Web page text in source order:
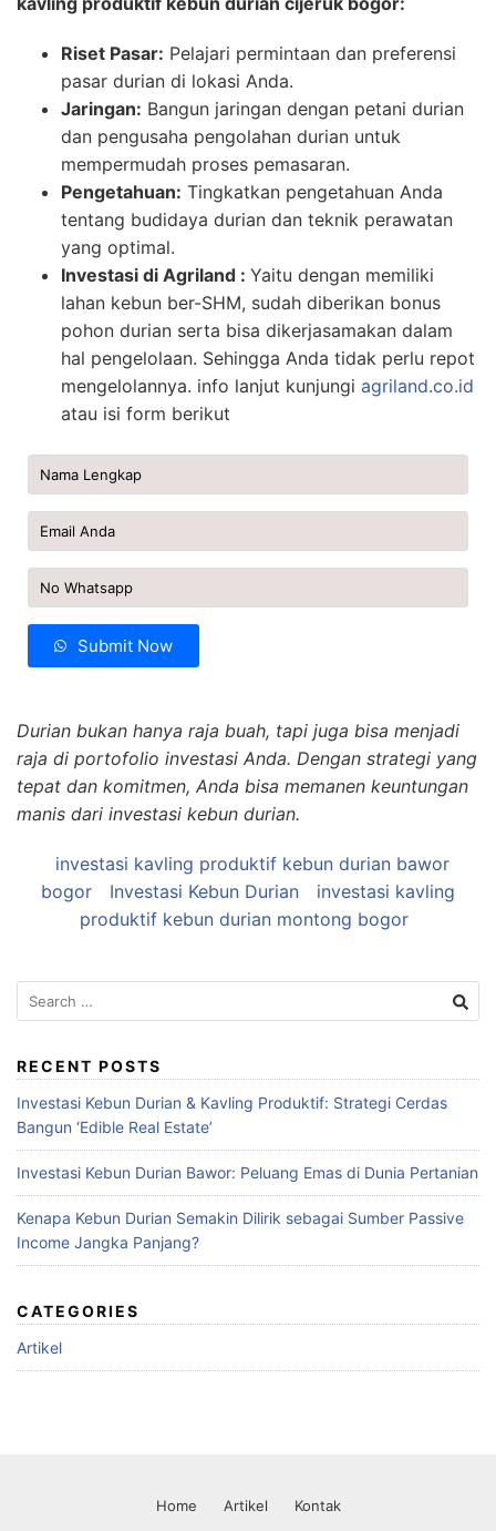
Riset Pasar: Pelajari permintaan dan preferensi
pasar durian di lokasi Anda.
Jaringan: Bangun jaringan dengan petani durian
dan pengusaha pengolahan durian untuk
mempermudah proses pemasaran.
Pengetahuan: Tingkatkan pengetahuan Anda
tentang budidaya durian dan teknik perawatan
yang optimal.
Investasi di Agriland : Yaitu dengan memiliki
lahan kebun ber-SHM, sudah diberikan bonus
pohon durian serta bisa dikerjasamakan dalam
hal pengelolaan. Sehingga Anda tidak perlu repot
mengelolannya. info lanjut kunjungi agriland.co.id
atau isi form berikut
Submit Now
Durian bukan hanya raja buah, tapi juga bisa menjadi
raja di portofolio investasi Anda. Dengan strategi yang
tepat dan komitmen, Anda bisa memanen keuntungan
manis dari investasi kebun durian.
investasi kavling produktif kebun durian bawor
bogor
Investasi Kebun Durian
investasi kavling
produktif kebun durian montong bogor
Search
for:
RECENT POSTS
Investasi Kebun Durian & Kavling Produktif: Strategi Cerdas
Bangun ‘Edible Real Estate’
Investasi Kebun Durian Bawor: Peluang Emas di Dunia Pertanian
Kenapa Kebun Durian Semakin Dilirik sebagai Sumber Passive
Income Jangka Panjang?
CATEGORIES
Artikel
Home Artikel Kontak